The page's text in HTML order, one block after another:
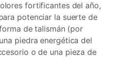
fortificantes del año,
potenciar la suerte de
de talismán (por
piedra energética del
o de una pieza de